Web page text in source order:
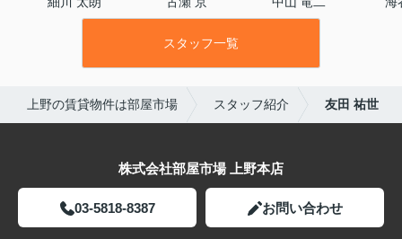
スタッフ一覧
上野の賃貸物件は部屋市場 スタッフ紹介 友田 祐世
株式会社部屋市場 上野本店
03-5818-8387 お問い合わせ